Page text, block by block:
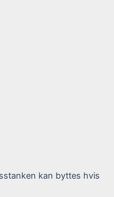
kan byttes hvis